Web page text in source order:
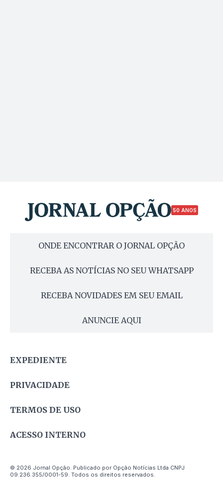
50 ANOS
ONDE ENCONTRAR O JORNAL OPÇÃO
RECEBA AS NOTÍCIAS NO SEU WHATSAPP
RECEBA NOVIDADES EM SEU EMAIL
ANUNCIE AQUI
EXPEDIENTE
PRIVACIDADE
TERMOS DE USO
ACESSO INTERNO
© 2026 Jornal Opção. Publicado por Opção Notícias Ltda CNPJ
09.236.355/0001-59. Todos os direitos reservados.